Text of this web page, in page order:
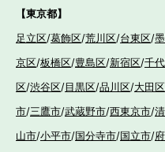
【東京都】
足立区/葛飾区/荒川区/台東区/
京区/板橋区/豊島区/新宿区/千
区/渋谷区/目黒区/品川区/大田区
市/三鷹市/武蔵野市/西東京市/
山市/小平市/国分寺市/国立市/